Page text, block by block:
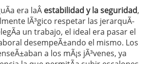
era laÂ estabilidad y la seguridad,
lÃ³gico respetar las jerarquÃ­
un trabajo, el ideal era pasar el
desempeÃ±ando el mismo. Los
a los mÃ¡s jÃ³venes, ya